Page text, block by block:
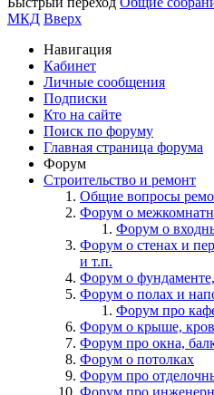
МКД Вверх
Навигация
Кабинет
Личные сообщения
Подписки
Кто на сайте
Поиск по форуму
Главная страница форума
Форум
Строительство и ремонт
Общие вопросы
Форум о
Форум о
Форум о стенах и
и т.п.
Форум о
Форум о полах и
Форум про
Форум о крыше,
Форум про окна,
Форум о потолках
Форум про